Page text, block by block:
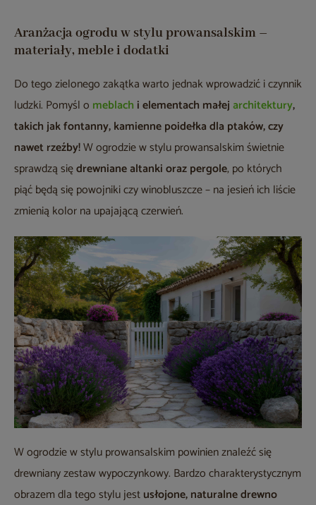
Aranżacja ogrodu w stylu prowansalskim –
materiały, meble i dodatki
Do tego zielonego zakątka warto jednak wprowadzić i czynnik
ludzki. Pomyśl o meblach i elementach małejarchitektury,
takich jak fontanny, kamienne poidełka dla ptaków, czy
nawet rzeźby!W ogrodzie w stylu prowansalskim świetnie
sprawdzą siędrewniane altanki oraz pergole, po których
piąć będą się powojniki czy winobluszcze – na jesień ich liście
zmienią kolor na upajającą czerwień.
W ogrodzie w stylu prowansalskim powinien znaleźć się
drewniany zestaw wypoczynkowy. Bardzo charakterystycznym
obrazem dla tego stylu jestusłojone, naturalne drewno